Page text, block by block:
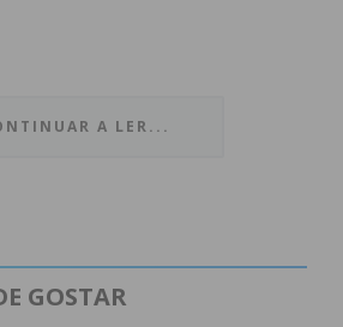
newsletter por e-mail e
regular a informação
A LER...
GOSTAR